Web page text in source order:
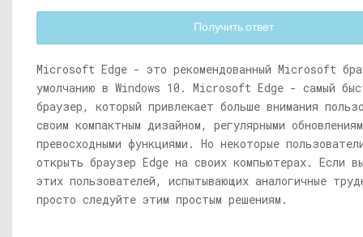
Получить ответ
Microsoft Edge - это рекомендованный Microsoft
умолчанию в Windows 10. Microsoft Edge - самый
браузер, который привлекает больше внимания
своим компактным дизайном, регулярными
превосходными функциями. Но некоторые
открыть браузер Edge на своих компьютерах. Если
этих пользователей, испытывающих аналогичные
просто следуйте этим простым решениям.